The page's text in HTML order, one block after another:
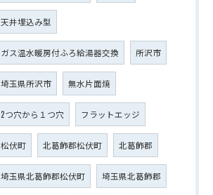
天井埋込み型
ガス温水暖房付ふろ給湯器交換 所沢市
埼玉県所沢市 無水片面焼
2つ穴から１つ穴 フラットエッジ
松伏町 北葛飾郡松伏町 北葛飾郡
埼玉県北葛飾郡松伏町 埼玉県北葛飾郡